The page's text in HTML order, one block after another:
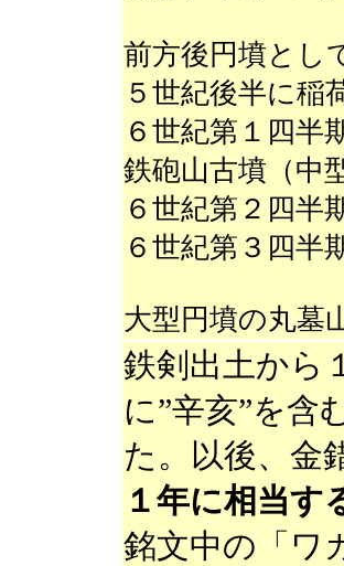
前方後円墳とし
５世紀後半に稲
６世紀第１四半
鉄砲山古墳（中
６世紀第２四半
６世紀第３四半
大型円墳の丸墓
鉄剣出土から
に”辛亥”を含
た。以後、金
１年に相当す
銘文中の「ワ